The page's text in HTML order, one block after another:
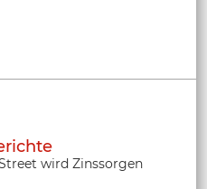
wird Zinssorgen